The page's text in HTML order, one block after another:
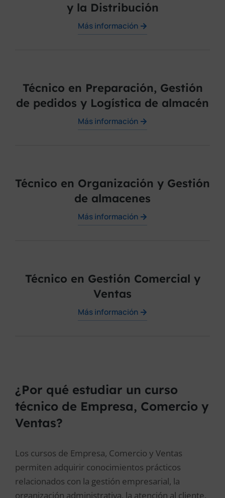
y la Distribución
Más información
Técnico en Preparación, Gestión
de pedidos y Logística de almacén
Más información
Técnico en Organización y Gestión
de almacenes
Más información
Técnico en Gestión Comercial y
Ventas
Más información
¿Por qué estudiar un curso
técnico de Empresa, Comercio y
Ventas?
Los cursos de Empresa, Comercio y Ventas
permiten adquirir conocimientos prácticos
relacionados con la gestión empresarial, la
organización administrativa, la atención al cliente,